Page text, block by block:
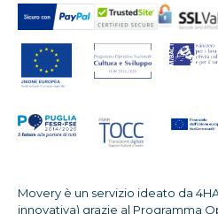
Movery è un servizio ideato da
innovativa) grazie al Programma